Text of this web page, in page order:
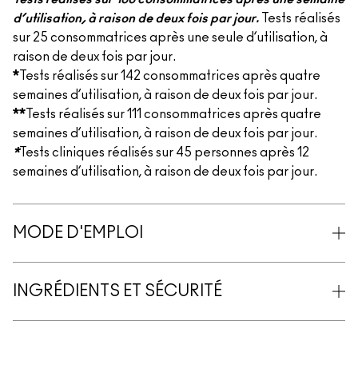
d’utilisation, à raison de deux fois par jour.
Tests réalisés
sur 25 consommatrices après une seule d’utilisation, à
raison de deux fois par jour.
* Tests réalisés sur 142 consommatrices après quatre
semaines d’utilisation, à raison de deux fois par jour.
** Tests réalisés sur 111 consommatrices après quatre
semaines d’utilisation, à raison de deux fois par jour.
*Tests cliniques réalisés sur 45 personnes après 12
semaines d’utilisation, à raison de deux fois par jour.
MODE D'EMPLOI
INGRÉDIENTS ET SÉCURITÉ